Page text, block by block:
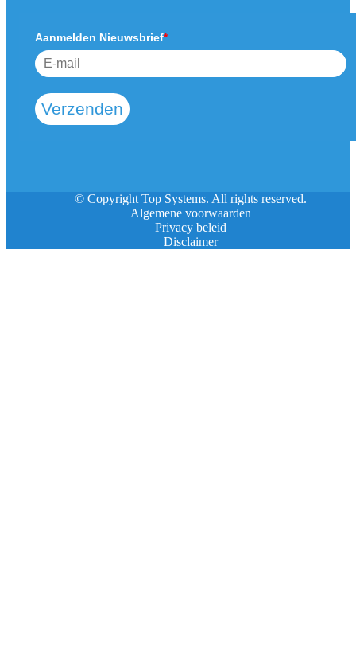
Aanmelden Nieuwsbrief*
Verzenden
© Copyright Top Systems. All rights reserved.
Algemene voorwaarden
Privacy beleid
Disclaimer